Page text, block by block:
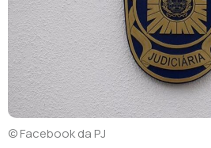
© Facebook da PJ